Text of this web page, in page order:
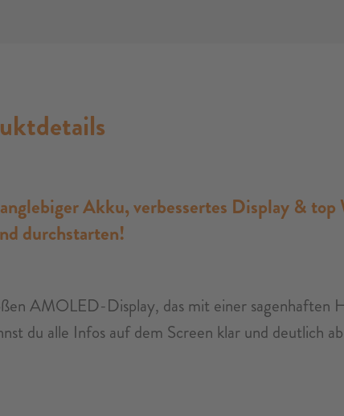
Akku, verbessertes Display &
durchstarten!
AMOLED-Display, das mit einer sagenhaften
du alle Infos auf dem Screen klar und deutlich